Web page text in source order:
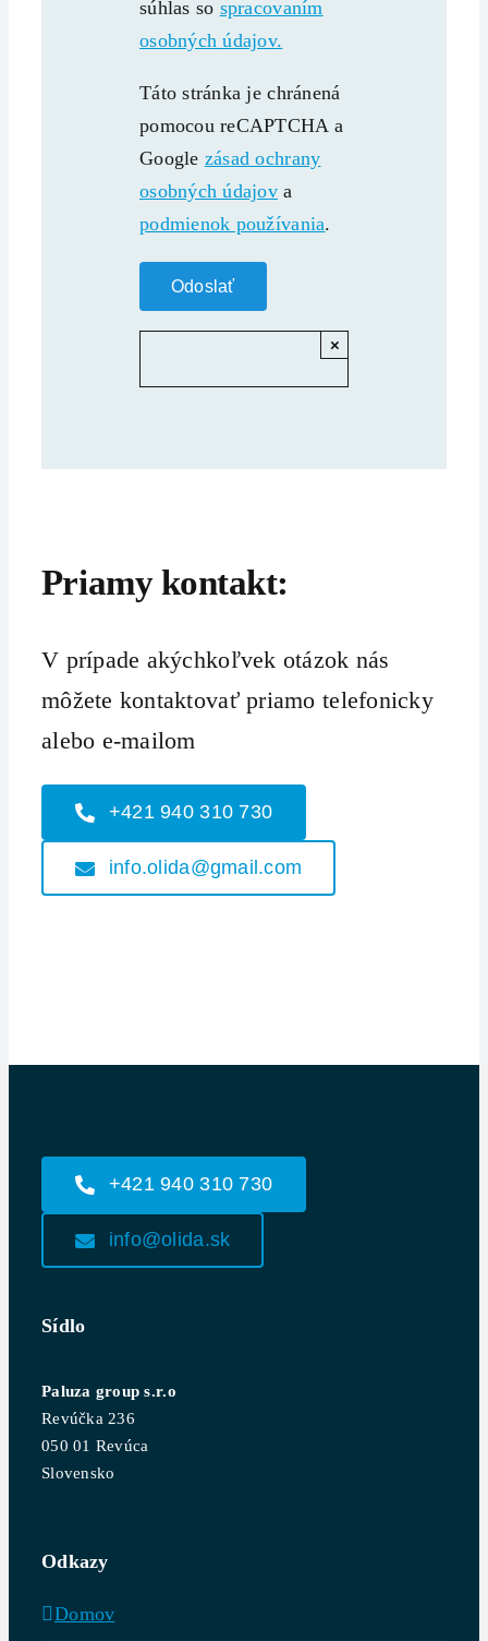
súhlas so spracovaním
osobných údajov.
Táto stránka je chránená
pomocou reCAPTCHA a
Google zásad ochrany
osobných údajov a
podmienok používania.
×
Priamy kontakt:
V prípade akýchkoľvek otázok nás
môžete kontaktovať priamo telefonicky
alebo e-mailom
+421 940 310 730
info.olida@gmail.com
+421 940 310 730
info@olida.sk
Sídlo
Paluza group s.r.o
Revúčka 236
050 01 Revúca
Slovensko
Odkazy
Domov